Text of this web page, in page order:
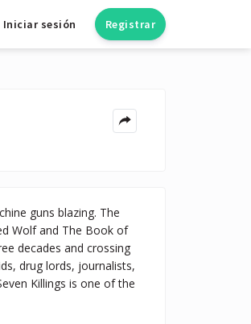
Iniciar sesión Registrar
guns blazing. The
Wolf and The Book of
decades and crossing
drug lords, journalists,
Killings is one of the